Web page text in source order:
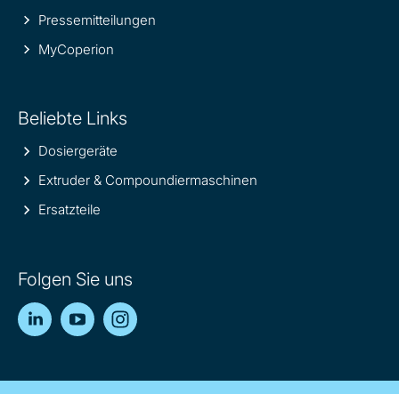
Pressemitteilungen
MyCoperion
Beliebte Links
Dosiergeräte
Extruder & Compoundiermaschinen
Ersatzteile
Folgen Sie uns
LinkedInYouTube